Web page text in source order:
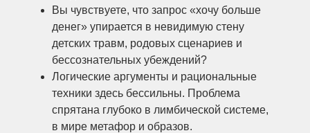
Вы чувствуете, что запрос «хочу больше
денег» упирается в невидимую стену
детских травм, родовых сценариев и
бессознательных убеждений?
Логические аргументы и рациональные
техники здесь бессильны. Проблема
спрятана глубоко в лимбической системе,
в мире метафор и образов.